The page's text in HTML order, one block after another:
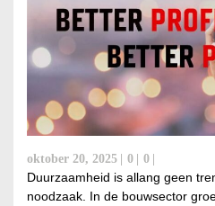
oktober 20, 2025 0 0
Duurzaamheid is allang geen
noodzaak. In de bouwsector